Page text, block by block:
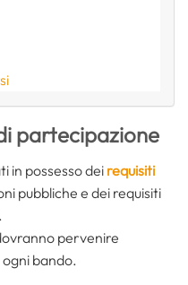
partecipazione
in possesso dei requisiti
pubbliche e dei requisiti
pervenire
bando.